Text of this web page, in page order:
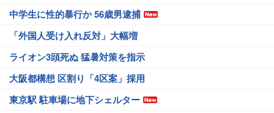
中学生に性的暴行か 56歳男逮捕
「外国人受け入れ反対」大幅増
ライオン3頭死ぬ 猛暑対策を指示
大阪都構想 区割り「4区案」採用
東京駅 駐車場に地下シェルター